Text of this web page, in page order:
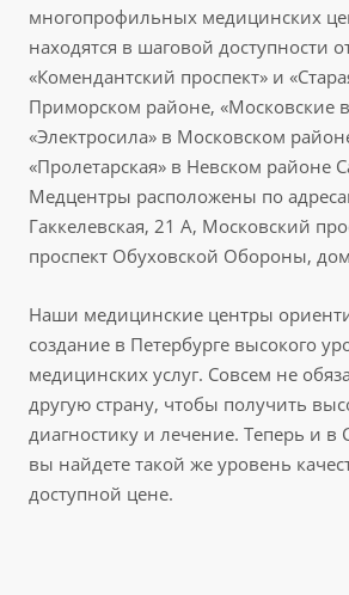
многопрофильных медицинских
находятся в шаговой доступности
«Комендантский проспект» и
Приморском районе, «Московские
«Электросила» в Московском
«Пролетарская» в Невском районе
Медцентры расположены по
Гаккелевская, 21 А, Московский
проспект Обуховской Обороны,
Наши медицинские центры
создание в Петербурге высокого
медицинских услуг. Совсем не
другую страну, чтобы получить
диагностику и лечение. Теперь и в
вы найдете такой же уровень
доступной цене.